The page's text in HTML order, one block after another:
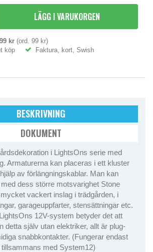
LÄGG I VARUKORGEN
kr (ord. 99 kr)
köp Faktura, kort, Swish
BESKRIVNING
DOKUMENT
i LightsOns serie med
Armaturerna kan placeras i ett kluster
av förlängningskablar. Man kan
dess större motsvarighet Stone
vackert inslag i trädgården, i
garageuppfarter, stensättningar etc.
12V-system betyder det att
detta själv utan elektriker, allt är plug-
snabbkontakter. (Fungerar endast
med System12)